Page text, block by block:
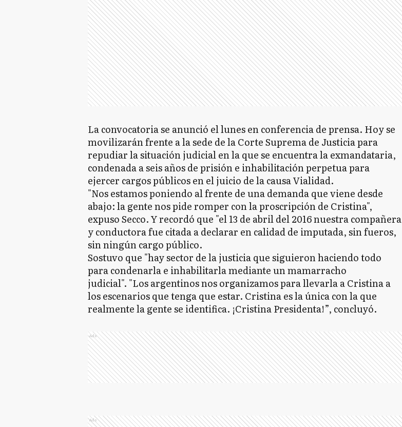
La convocatoria se anunció el lunes en conferencia de prensa. Hoy se
movilizarán frente a la sede de la Corte Suprema de Justicia para
repudiar la situación judicial en la que se encuentra la exmandataria,
condenada a seis años de prisión e inhabilitación perpetua para
ejercer cargos públicos en el juicio de la causa Vialidad.
"Nos estamos poniendo al frente de una demanda que viene desde
abajo: la gente nos pide romper con la proscripción de Cristina",
expuso Secco. Y recordó que "el 13 de abril del 2016 nuestra compañera
y conductora fue citada a declarar en calidad de imputada, sin fueros,
sin ningún cargo público.
Sostuvo que "hay sector de la justicia que siguieron haciendo todo
para condenarla e inhabilitarla mediante un mamarracho
judicial". "Los argentinos nos organizamos para llevarla a Cristina a
los escenarios que tenga que estar. Cristina es la única con la que
realmente la gente se identifica. ¡Cristina Presidenta!”, concluyó.
Ads
Ads